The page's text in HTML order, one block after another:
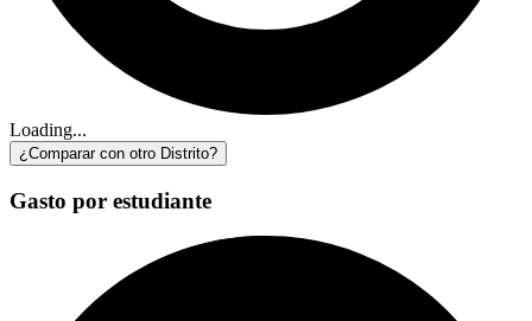
Loading...
¿Comparar con otro Distrito?
Gasto por estudiante